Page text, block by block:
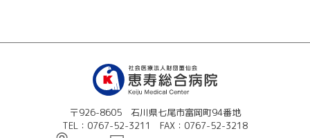
〒926-8605 石川県七尾市富岡町94番地
TEL：0767-52-3211 FAX：0767-52-3218